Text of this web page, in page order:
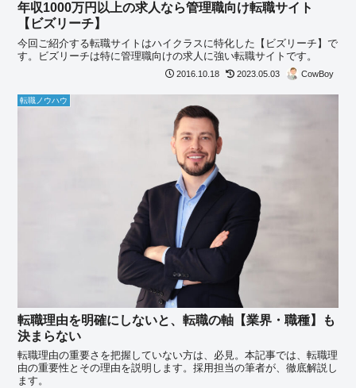
年収1000万円以上の求人なら管理職向け転職サイト
【ビズリーチ】
今回ご紹介する転職サイトはハイクラスに特化した【ビズリーチ】で
す。ビズリーチは特に管理職向けの求人に強い転職サイトです。
2016.10.18 2023.05.03 CowBoy
転職ノウハウ
転職理由を明確にしないと、転職の軸【業界・職種】も
決まらない
転職理由の重要さを把握していない方は、必見。本記事では、転職理
由の重要性とその理由を説明します。採用担当の筆者が、徹底解説し
ます。